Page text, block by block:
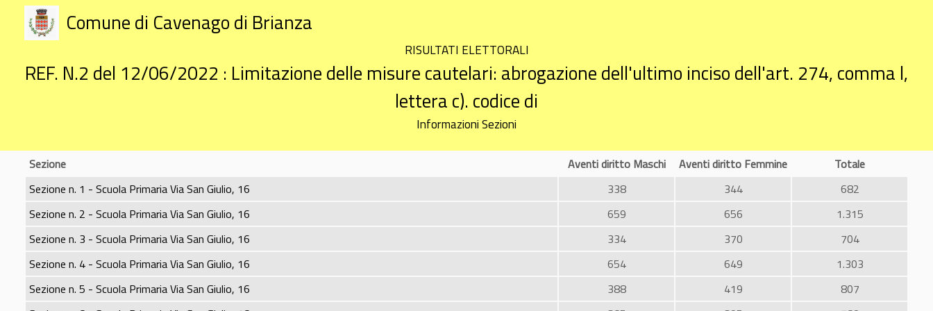
Comune di Cavenago di Brianza
RISULTATI ELETTORALI
REF. N.2 del 12/06/2022 : Limitazione delle misure cautelari: abrogazione dell'ultimo inciso dell'art. 274, comma l,
lettera c). codice di
Informazioni Sezioni
Sezione Aventi diritto Maschi Aventi diritto Femmine
Totale
Sezione n. 1 - Scuola Primaria Via San Giulio, 16
338 344
682
Sezione n. 2 - Scuola Primaria Via San Giulio, 16
659 656
1.315
Sezione n. 3 - Scuola Primaria Via San Giulio, 16
334 370
704
Sezione n. 4 - Scuola Primaria Via San Giulio, 16
654 649
1.303
Sezione n. 5 - Scuola Primaria Via San Giulio, 16
388 419
807